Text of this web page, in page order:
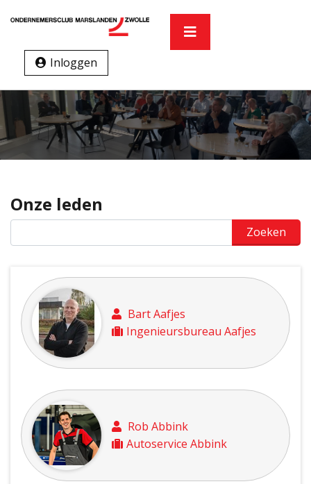
Inloggen
Onze leden
Zoeken
Bart Aafjes
Ingenieursbureau Aafjes
Rob Abbink
Autoservice Abbink